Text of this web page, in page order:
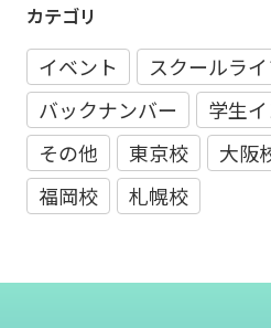
カテゴリ
イベント
スクールラ
バックナンバー
学生
その他
東京校 大阪
福岡校
札幌校